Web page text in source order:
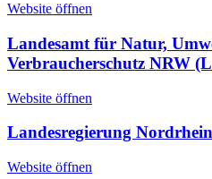
Website öffnen
Landesamt für Natur,
Verbraucherschutz NRW
Website öffnen
Landesregierung
Website öffnen